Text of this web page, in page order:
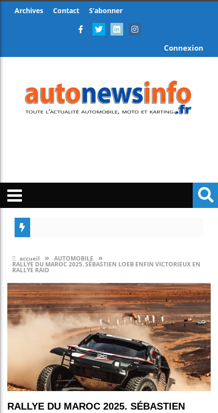
Archives Contact S’abonner
Connexion
accueil » AUTOMOBILE »
RALLYE DU MAROC 2025. SÉBASTIEN LOEB ENFIN VICTORIEUX EN
RALLYE RAID
RALLYE DU MAROC 2025. SÉBASTIEN